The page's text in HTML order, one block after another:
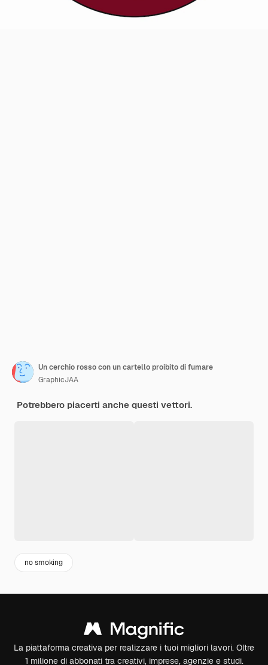
Un cerchio rosso con un cartello proibito di fumare
GraphicJAA
Potrebbero piacerti anche questi vettori.
no smoking
La piattaforma creativa per realizzare i tuoi migliori lavori. Oltre
1 milione di abbonati tra creativi, imprese, agenzie e studi.